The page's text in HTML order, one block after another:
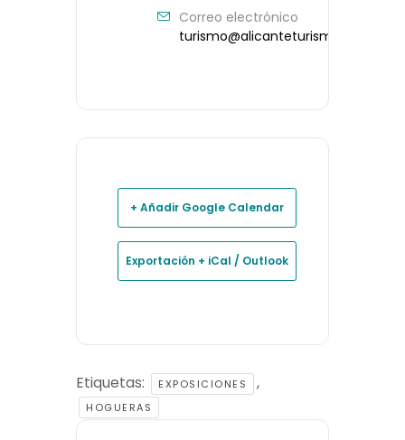
Correo electrónico
turismo@alicanteturismo.com
+ Añadir Google Calendar
Exportación + iCal / Outlook
Etiquetas: EXPOSICIONES ,
HOGUERAS